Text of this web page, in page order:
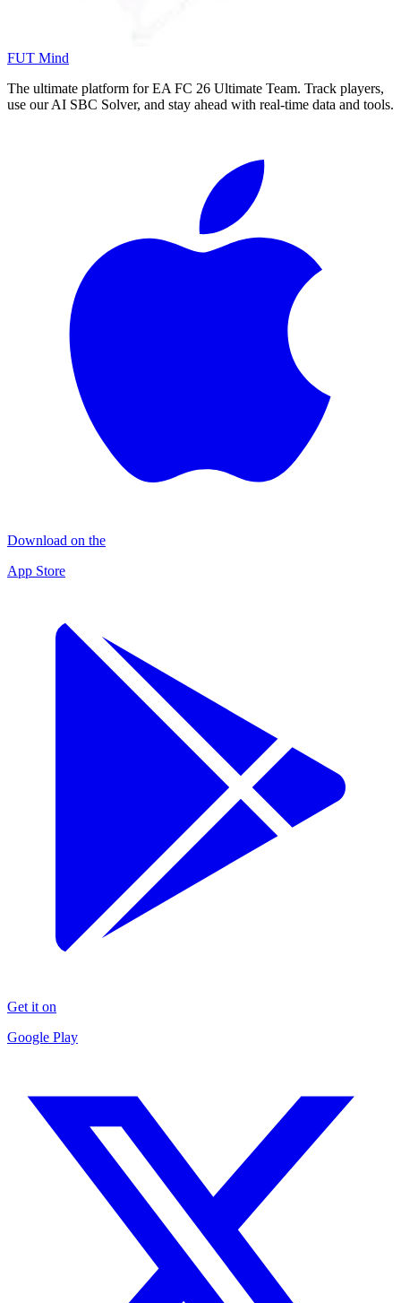
FUT Mind
The ultimate platform for EA FC 26 Ultimate Team. Track players,
use our AI SBC Solver, and stay ahead with real-time data and tools.
Download on the
App Store
Get it on
Google Play